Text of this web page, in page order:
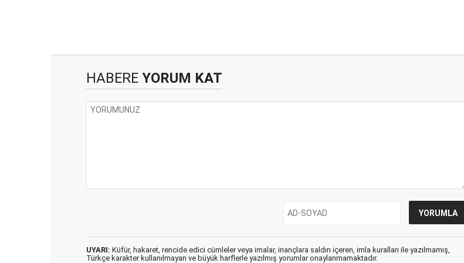
HABERE YORUM KAT
UYARI: Küfür, hakaret, rencide edici cümleler veya imalar, inançlara saldırı içeren, imla kuralları ile yazılmamış,
Türkçe karakter kullanılmayan ve büyük harflerle yazılmış yorumlar onaylanmamaktadır.